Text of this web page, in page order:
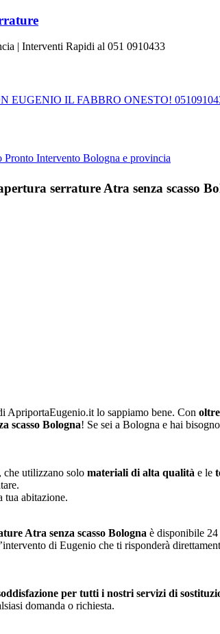
| Interventi Rapidi al 051 0910433
EUGENIO IL FABBRO ONESTO!
Pronto Intervento Bologna e provincia
serrature Atra senza scasso
ApriportaEugenio.it lo sappiamo bene. Con
scasso Bologna! Se sei a Bologna e hai
che utilizzano solo materiali di alta qualità e le
tua abitazione.
Atra senza scasso Bologna è disponibile 24
di Eugenio che ti risponderà
per tutti i nostri servizi di
domanda o richiesta.